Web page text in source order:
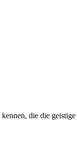
kennen, die die geistige